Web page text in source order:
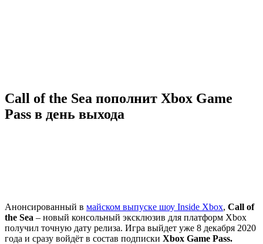
Call of the Sea пополнит Xbox Game
Pass в день выхода
Анонсированный в майском выпуске шоу Inside Xbox, Call of
the Sea – новый консольный эксклюзив для платформ Xbox
получил точную дату релиза. Игра выйдет уже 8 декабря 2020
года и сразу войдёт в состав подписки Xbox Game Pass.